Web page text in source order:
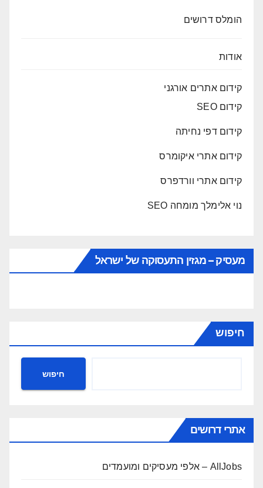
הומלס דרושים
אודות
קידום אתרים אורגני
קידום SEO
קידום דפי נחיתה
קידום אתרי איקומרס
קידום אתרי וורדפרס
נוי אלימלך מומחה SEO
מעסיק – מגזין התעסוקה של ישראל
חיפוש
חיפוש
אתרי דרושים
AllJobs – אלפי מעסיקים ומועמדים